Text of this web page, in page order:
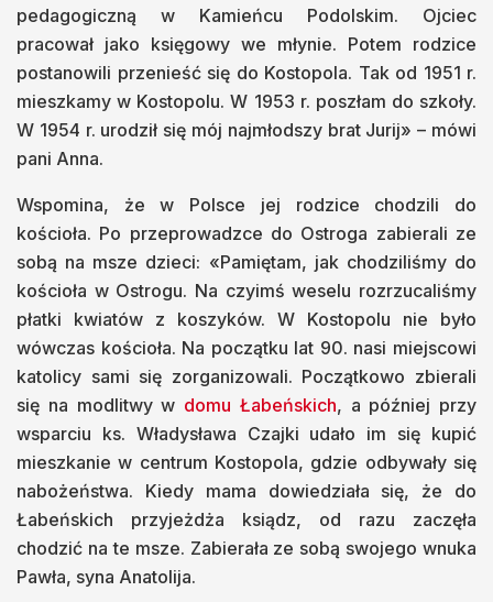
pedagogiczną w Kamieńcu Podolskim. Ojciec
pracował jako księgowy we młynie. Potem rodzice
postanowili przenieść się do Kostopola. Tak od 1951 r.
mieszkamy w Kostopolu. W 1953 r. poszłam do szkoły.
W 1954 r. urodził się mój najmłodszy brat Jurij» – mówi
pani Anna.
Wspomina, że w Polsce jej rodzice chodzili do
kościoła. Po przeprowadzce do Ostroga zabierali ze
sobą na msze dzieci: «Pamiętam, jak chodziliśmy do
kościoła w Ostrogu. Na czyimś weselu rozrzucaliśmy
płatki kwiatów z koszyków. W Kostopolu nie było
wówczas kościoła. Na początku lat 90. nasi miejscowi
katolicy sami się zorganizowali. Początkowo zbierali
się na modlitwy w domu Łabeńskich, a później przy
wsparciu ks. Władysława Czajki udało im się kupić
mieszkanie w centrum Kostopola, gdzie odbywały się
nabożeństwa. Kiedy mama dowiedziała się, że do
Łabeńskich przyjeżdża ksiądz, od razu zaczęła
chodzić na te msze. Zabierała ze sobą swojego wnuka
Pawła, syna Anatolija.